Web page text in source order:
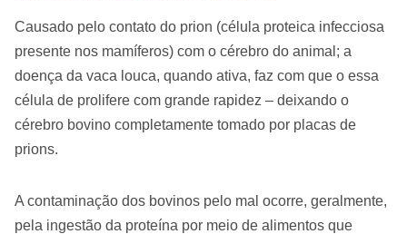
Causado pelo contato do prion (célula proteica infecciosa
presente nos mamíferos) com o cérebro do animal; a
doença da vaca louca, quando ativa, faz com que o essa
célula de prolifere com grande rapidez – deixando o
cérebro bovino completamente tomado por placas de
prions.
A contaminação dos bovinos pelo mal ocorre, geralmente,
pela ingestão da proteína por meio de alimentos que